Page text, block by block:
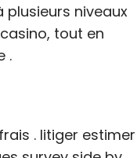
niveaux
tout en
.
. litiger estimer